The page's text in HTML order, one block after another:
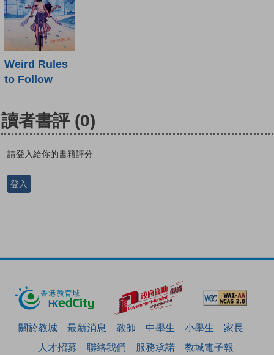
Weird Rules
to Follow
讀者書評 (0)
請登入給你的書籍評分
登入
關於教城 最新消息 教師 中學生 小學生
家長
人才招募
聯絡我們 服務承諾 教城電子報